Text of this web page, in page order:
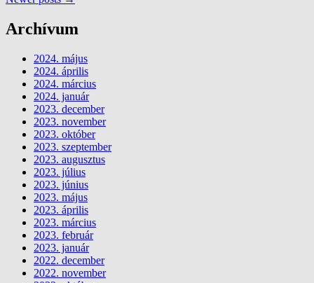
Archívum
2024. május
2024. április
2024. március
2024. január
2023. december
2023. november
2023. október
2023. szeptember
2023. augusztus
2023. július
2023. június
2023. május
2023. április
2023. március
2023. február
2023. január
2022. december
2022. november